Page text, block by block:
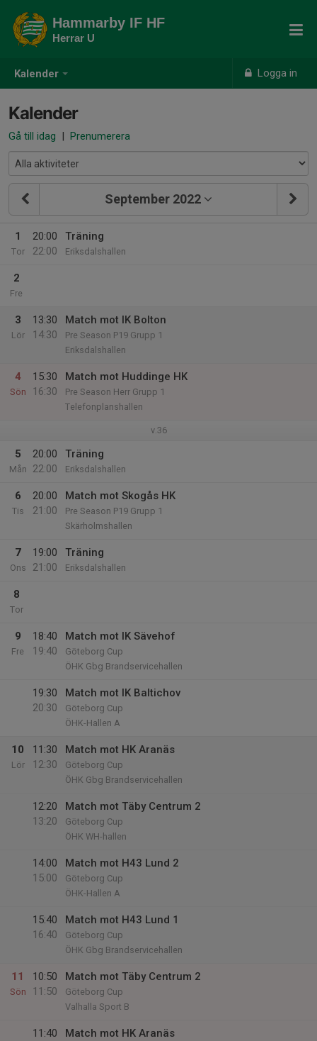
Kalender Logga in
Hammarby IF HF
Herrar U
Kalender
Gå till idag | Prenumerera
September 2022
1
Tor
20:00
22:00
Träning
Eriksdalshallen
2
Fre
3
Lör
13:30
14:30
Match mot IK Bolton
Pre Season P19 Grupp 1
Eriksdalshallen
4
Sön
15:30
16:30
Match mot Huddinge HK
Pre Season Herr Grupp 1
Telefonplanshallen
v.36
5
Mån
20:00
22:00
Träning
Eriksdalshallen
6
Tis
20:00
21:00
Match mot Skogås HK
Pre Season P19 Grupp 1
Skärholmshallen
7
Ons
19:00
21:00
Träning
Eriksdalshallen
8
Tor
9
Fre
18:40
19:40
Match mot IK Sävehof
Göteborg Cup
ÖHK Gbg Brandservicehallen
19:30
20:30
Match mot IK Baltichov
Göteborg Cup
ÖHK-Hallen A
10
Lör
11:30
12:30
Match mot HK Aranäs
Göteborg Cup
ÖHK Gbg Brandservicehallen
12:20
13:20
Match mot Täby Centrum 2
Göteborg Cup
ÖHK WH-hallen
14:00
15:00
Match mot H43 Lund 2
Göteborg Cup
ÖHK-Hallen A
15:40
16:40
Match mot H43 Lund 1
Göteborg Cup
ÖHK Gbg Brandservicehallen
11
Sön
10:50
11:50
Match mot Täby Centrum 2
Göteborg Cup
Valhalla Sport B
11:40
Match mot HK Aranäs